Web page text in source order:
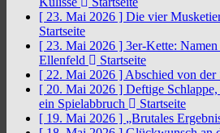
[ 23. Mai 2026 ] Die vier
Startseite
[ 23. Mai 2026 ] 3er-Kette:
Ellenfeld
Startseite
[ 22. Mai 2026 ] Abschied von der
[ 20. Mai 2026 ] Deftige Schlappe,
ein Spielabbruch
Startseite
[ 19. Mai 2026 ] „Brutales